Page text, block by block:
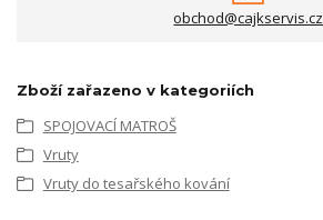
obchod@cajkservis.cz
Zboží zařazeno v kategoriích
SPOJOVACÍ MATROŠ
Vruty
Vruty do tesařského kování